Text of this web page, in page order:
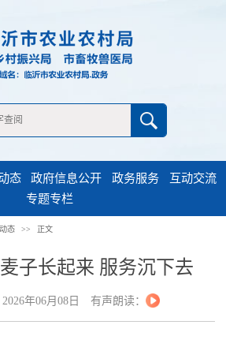
态 政府信息公开 政务服务
互动交流
专题专栏
态 正文
子长起来 服务沉下去
年06月08日 有声朗读：